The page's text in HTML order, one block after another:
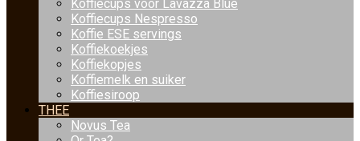
Koffiecups voor Lavazza Blue
Koffiecups Nespresso
Koffie ESE servings
Koffiekoekjes
Koffiekopjes
Koffiemelk en suiker
Koffiesiroop
THEE
Novus Tea